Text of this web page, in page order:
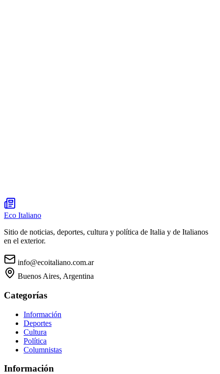
Eco Italiano
Sitio de noticias, deportes, cultura y política de Italia y de Italianos
en el exterior.
info@ecoitaliano.com.ar
Buenos Aires, Argentina
Categorías
Información
Deportes
Cultura
Política
Columnistas
Información